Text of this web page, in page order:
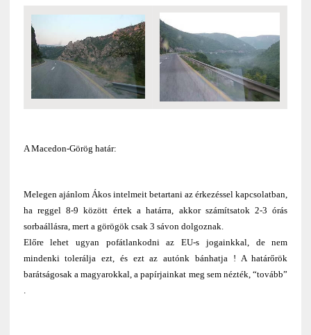
A Macedon-Görög határ:
Melegen ajánlom Ákos intelmeit betartani az érkezéssel kapcsolatban,
ha reggel 8-9 között értek a határra, akkor számítsatok 2-3 órás
sorbaállásra, mert a görögök csak 3 sávon dolgoznak.
Előre lehet ugyan pofátlankodni az EU-s jogainkkal, de nem
mindenki tolerálja ezt, és ezt az autónk bánhatja ! A határőrök
barátságosak a magyarokkal, a papírjainkat meg sem nézték, “tovább”
.